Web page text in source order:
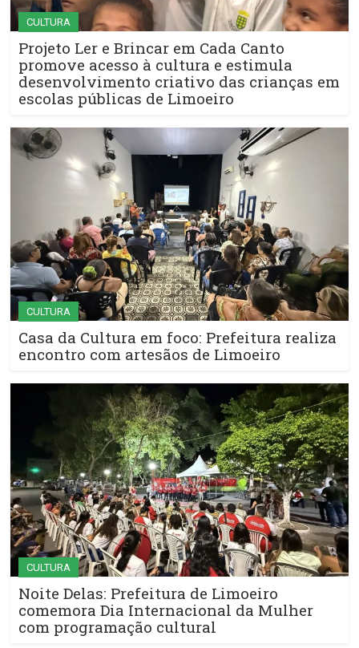
CULTURA
Projeto Ler e Brincar em Cada Canto
promove acesso à cultura e estimula
desenvolvimento criativo das crianças em
escolas públicas de Limoeiro
CULTURA
Casa da Cultura em foco: Prefeitura realiza
encontro com artesãos de Limoeiro
CULTURA
Noite Delas: Prefeitura de Limoeiro
comemora Dia Internacional da Mulher
com programação cultural